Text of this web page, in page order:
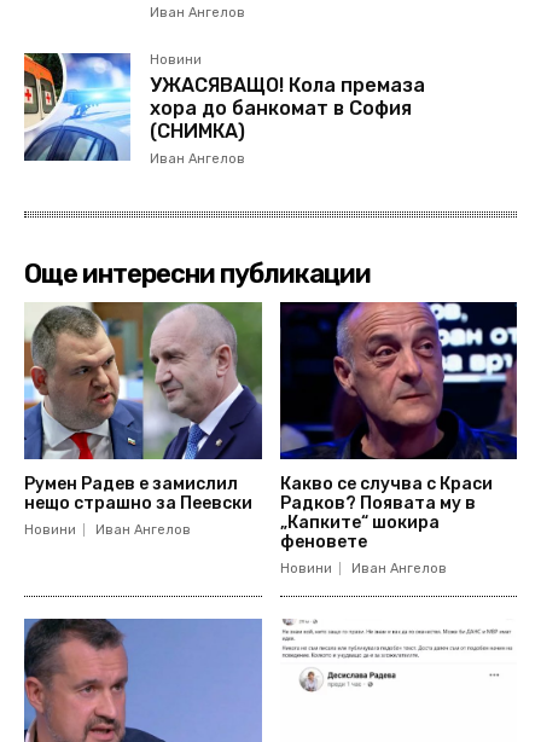
Иван Ангелов
Новини
УЖАСЯВАЩО! Кола премаза
хора до банкомат в София
(СНИМКА)
Иван Ангелов
Още интересни публикации
Румен Радев е замислил
нещо страшно за Пеевски
Новини Иван Ангелов
Какво се случва с Краси
Радков? Появата му в
„Капките“ шокира
феновете
Новини Иван Ангелов